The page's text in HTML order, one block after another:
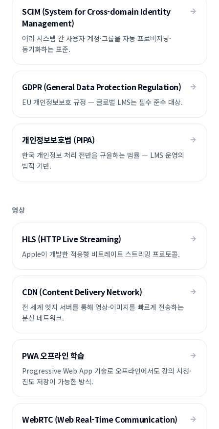
SCIM (System for Cross-domain Identity
Management)
여러 시스템 간 사용자 계정·그룹을 자동 프로비저닝·
동기화하는 표준.
GDPR (General Data Protection Regulation)
EU 개인정보보호 규정 — 글로벌 LMS는 필수 준수 대상.
개인정보보호법 (PIPA)
한국 개인정보 처리 전반을 규율하는 법률 — LMS 운영의
법적 기반.
영상
HLS (HTTP Live Streaming)
Apple이 개발한 적응형 비트레이트 스트리밍 프로토콜.
CDN (Content Delivery Network)
전 세계 엣지 서버를 통해 영상·이미지를 빠르게 전송하는
분산 네트워크.
PWA 오프라인 학습
Progressive Web App 기술로 오프라인에서도 강의 시청·
진도 저장이 가능한 방식.
WebRTC (Web Real-Time Communication)